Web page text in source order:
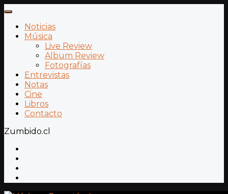
Noticias
Música
Live Review
Album Review
Fotografías
Entrevistas
Notas
Cine
Libros
Contacto
Zumbido.cl